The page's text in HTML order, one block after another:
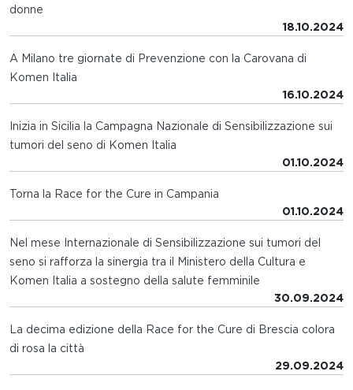
donne
18.10.2024
A Milano tre giornate di Prevenzione con la Carovana di
Komen Italia
16.10.2024
Inizia in Sicilia la Campagna Nazionale di Sensibilizzazione sui
tumori del seno di Komen Italia
01.10.2024
Torna la Race for the Cure in Campania
01.10.2024
Nel mese Internazionale di Sensibilizzazione sui tumori del
seno si rafforza la sinergia tra il Ministero della Cultura e
Komen Italia a sostegno della salute femminile
30.09.2024
La decima edizione della Race for the Cure di Brescia colora
di rosa la città
29.09.2024